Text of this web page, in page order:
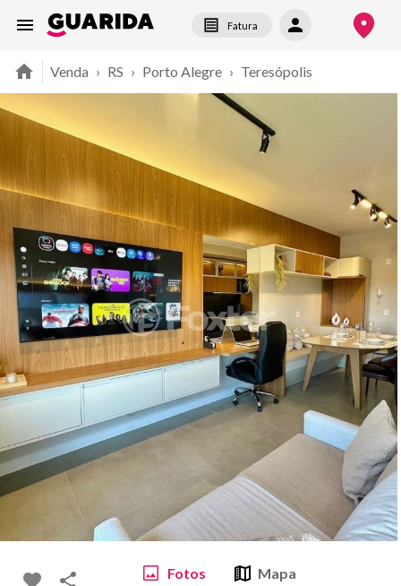
Fatura
Venda › RS › Porto Alegre › Teresópolis
Fotos Mapa